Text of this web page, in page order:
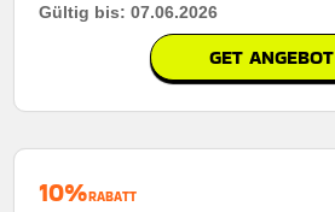
Gültig bis: 07.06.2026
GET ANGEBOT
10%RABATT